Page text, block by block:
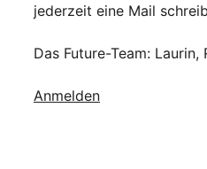
jederzeit eine Mail
Das Future-Team:
Anmelden